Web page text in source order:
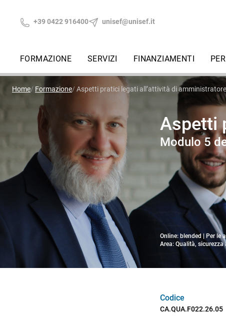
+39 0422 916400 unisef@unisef.it
FORMAZIONE SERVIZI FINANZIAMENTI
Home Formazione Aspetti pratici legati all’attività di amministratore
Aspetti
Modulo 5
Online: blended | Per le
Area: Qualità, sicurezza
Codice
CA.QUA.F022.26.05